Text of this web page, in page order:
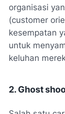
organisasi
(customer
kesempatan
untuk
keluhan
2.Ghost